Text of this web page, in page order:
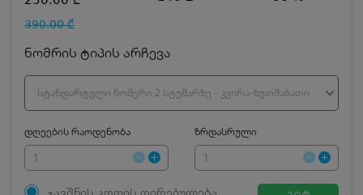
390.00 ₾
ნომრის ტიპის არჩევა
სტანდარტული ნომერი 2 სტუმარზე - კვირა-ხუთშაბათი
დღეების რაოდენობა ზრდასრული